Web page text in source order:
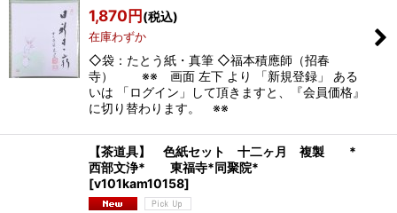
1,870円(税込)
在庫わずか
◇袋：たとう紙・真筆 ◇福本積應師（招春
寺） ※※ 画面 左下 より 「新規登録」 ある
いは 「ログイン」して頂きますと、『会員価格』
に切り替わります。 ※※
【茶道具】 色紙セット 十二ヶ月 複製 *
西部文浄* 東福寺*同聚院*
[v101kam10158]